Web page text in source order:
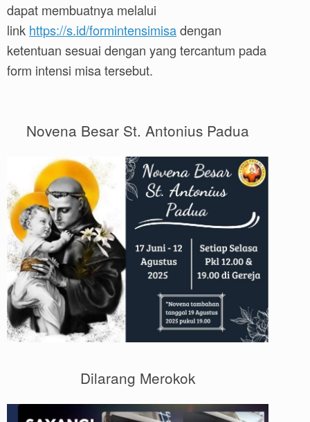
dapat membuatnya melalui
link https://s.id/formintensimisadengan
ketentuan sesuai dengan yang tercantum pada
form intensi misa tersebut.
Novena Besar St. Antonius Padua
Dilarang Merokok